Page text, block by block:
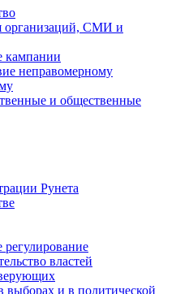
организаций, СМИ и
кампании
неправомерному
и общественные
Рунета
регулирование
властей
выборах и в политической